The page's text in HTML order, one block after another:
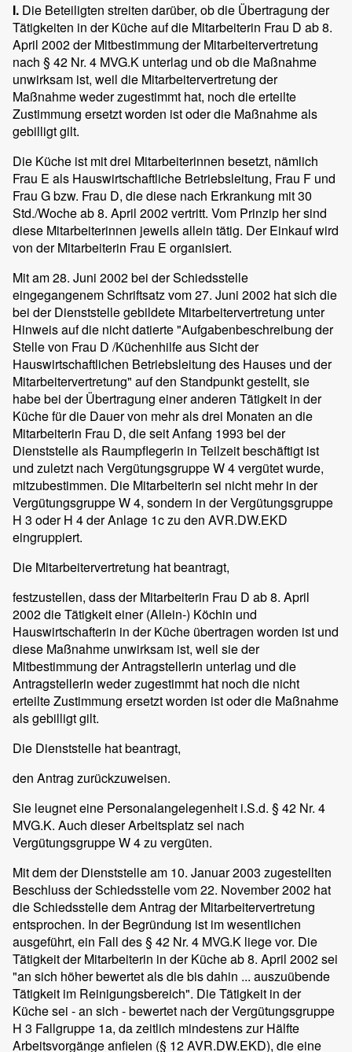
I. Die Beteiligten streiten darüber, ob die Übertragung der
Tätigkeiten in der Küche auf die Mitarbeiterin Frau D ab 8.
April 2002 der Mitbestimmung der Mitarbeitervertretung
nach § 42 Nr. 4 MVG.K unterlag und ob die Maßnahme
unwirksam ist, weil die Mitarbeitervertretung der
Maßnahme weder zugestimmt hat, noch die erteilte
Zustimmung ersetzt worden ist oder die Maßnahme als
gebilligt gilt.
Die Küche ist mit drei Mitarbeiterinnen besetzt, nämlich
Frau E als Hauswirtschaftliche Betriebsleitung, Frau F und
Frau G bzw. Frau D, die diese nach Erkrankung mit 30
Std./Woche ab 8. April 2002 vertritt. Vom Prinzip her sind
diese Mitarbeiterinnen jeweils allein tätig. Der Einkauf wird
von der Mitarbeiterin Frau E organisiert.
Mit am 28. Juni 2002 bei der Schiedsstelle
eingegangenem Schriftsatz vom 27. Juni 2002 hat sich die
bei der Dienststelle gebildete Mitarbeitervertretung unter
Hinweis auf die nicht datierte "Aufgabenbeschreibung der
Stelle von Frau D /Küchenhilfe aus Sicht der
Hauswirtschaftlichen Betriebsleitung des Hauses und der
Mitarbeitervertretung" auf den Standpunkt gestellt, sie
habe bei der Übertragung einer anderen Tätigkeit in der
Küche für die Dauer von mehr als drei Monaten an die
Mitarbeiterin Frau D, die seit Anfang 1993 bei der
Dienststelle als Raumpflegerin in Teilzeit beschäftigt ist
und zuletzt nach Vergütungsgruppe W 4 vergütet wurde,
mitzubestimmen. Die Mitarbeiterin sei nicht mehr in der
Vergütungsgruppe W 4, sondern in der Vergütungsgruppe
H 3 oder H 4 der Anlage 1c zu den AVR.DW.EKD
eingruppiert.
Die Mitarbeitervertretung hat beantragt,
festzustellen, dass der Mitarbeiterin Frau D ab 8. April
2002 die Tätigkeit einer (Allein-) Köchin und
Hauswirtschafterin in der Küche übertragen worden ist und
diese Maßnahme unwirksam ist, weil sie der
Mitbestimmung der Antragstellerin unterlag und die
Antragstellerin weder zugestimmt hat noch die nicht
erteilte Zustimmung ersetzt worden ist oder die Maßnahme
als gebilligt gilt.
Die Dienststelle hat beantragt,
den Antrag zurückzuweisen.
Sie leugnet eine Personalangelegenheit i.S.d. § 42 Nr. 4
MVG.K. Auch dieser Arbeitsplatz sei nach
Vergütungsgruppe W 4 zu vergüten.
Mit dem der Dienststelle am 10. Januar 2003 zugestellten
Beschluss der Schiedsstelle vom 22. November 2002 hat
die Schiedsstelle dem Antrag der Mitarbeitervertretung
entsprochen. In der Begründung ist im wesentlichen
ausgeführt, ein Fall des § 42 Nr. 4 MVG.K liege vor. Die
Tätigkeit der Mitarbeiterin in der Küche ab 8. April 2002 sei
"an sich höher bewertet als die bis dahin ... auszuübende
Tätigkeit im Reinigungsbereich". Die Tätigkeit in der
Küche sei - an sich - bewertet nach der Vergütungsgruppe
H 3 Fallgruppe 1a, da zeitlich mindestens zur Hälfte
Arbeitsvorgänge anfielen (§ 12 AVR.DW.EKD), die eine